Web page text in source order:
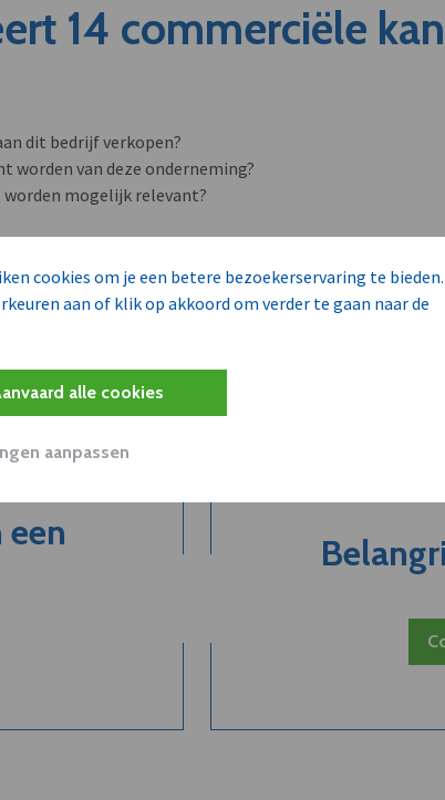
cookies om je een betere bezoekerservaring te bieden.
aan of klik op akkoord om verder te gaan naar de
alle cookies
aanpassen
14 commerciële
dit bedrijf verkopen?
worden van deze onderneming?
worden mogelijk relevant?